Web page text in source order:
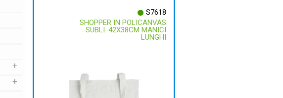
+
+
S7618
SHOPPER IN POLICANVAS
SUBLI. 42X38CM MANICI
LUNGHI